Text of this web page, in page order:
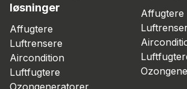
løsninger
Affugtere
Luftrensere
Aircondition
Luftfugtere
Ozongeneratorer
Affugtere